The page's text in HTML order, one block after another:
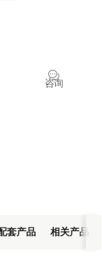
咨询
套产品 相关产品